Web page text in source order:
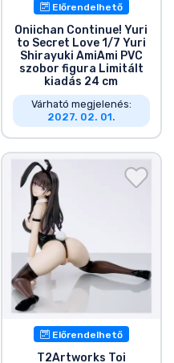
Előrendelhető
Oniichan Continue! Yuri
to Secret Love 1/7 Yuri
Shirayuki AmiAmi PVC
szobor figura Limitált
kiadás 24 cm
Várható megjelenés:
2027. 02. 01.
Előrendelhető
T2Artworks Toi